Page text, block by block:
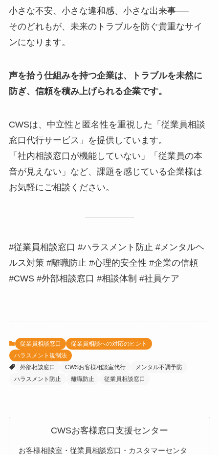
小さな不安、小さな違和感、小さな出来事──
そのどれもが、未来のトラブルを防ぐ貴重なサイ
ンになります。
声を拾う仕組みを持つ企業は、トラブルを未然に
防ぎ、信頼を積み上げられる企業です。
CWSは、中立性と匿名性を重視した「従業員相談
窓口代行サービス」を提供しています。
「社内相談窓口が機能していない」「従業員の本
音が見えない」など、課題を感じている企業様は
お気軽にご相談ください。
#従業員相談窓口 #ハラスメント防止 #メンタルヘ
ルス対策 #離職防止 #心理的安全性 #企業の信頼
#CWS #外部相談窓口 #相談体制 #社員ケア
従業員相談窓口
従業員相談への対応のヒント
ハラスメント規制法
外部相談窓口
CWSお客様相談室代行
メンタル不調予防
ハラスメント防止
離職防止 従業員相談窓口
CWSお客様窓口支援センター
お客様相談室・従業員相談窓口・カスタマーセンタ